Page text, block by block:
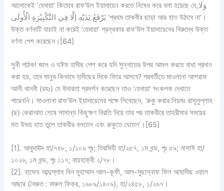
আলোকেই ‘হেদায়া’ কিতাবে রাফ‘উল ইয়াদায়েন করতে নিষেধ করে বলা হয়েছে যে,وَلَا
يَرْفَعُ يَدَيْهِ إلَّا فِي التَّكْبِيْرَةِ الْأُولَى ‘প্রথম তাকবীর ছাড়া আর হাত উঠাবে না’।
উক্ত বর্ণনাটি যাচাই না করেই ‘হেদায়া’ গ্রন্থকার রাফ‘উল ইয়াদায়েনের বিরুদ্ধে উক্ত
বর্ণনা পেশ করেছেন।[64]
সুধী পাঠক! জাল ও যঈফ হাদীছ পেশ করে যদি সুন্নাতের উপর আমল করতে বাধা প্রদান
করা হয়, তবে মানুষ কিভাবে হাদীছের দিকে ফিরে আসবে? পরবর্তীতে মাওলানা আশরাফ
আলী থানবী (রহঃ) যে উদারতা প্রদর্শন করেছেন তাও ‘হেদায়া’ সংকলক দেখাতে
পারেননি। মাওলানা রাফ‘উল ইয়াদায়েনের পক্ষে লিখেছেন, ‘রুকু করার নিয়মঃ রাসূলুল্লাহ
(ছ) কেরাআত শেষে সামান্য কিছুক্ষণ বিরতি দিয়ে তার পর তাকবীরে তাহরীমার সময়ের
মত উভয় হাত তুলে তাকবীর বলতেন এবং রুকুতে যেতেন’।[65]
[1]. আবুদাঊদ হা/৭৪৮, ১/১০৯ পৃঃ; তিরমিযী হা/২৫৭, ১ম খন্ড, পৃঃ ৫৯; নাসাঈ হা/
১০২৬, ১ম খন্ড, পৃঃ ১১৭; বায়হাক্বী ২/৭৮।
[2]. হাফেয আব্দুল্লাহ বিন মুহাম্মাদ আল-কূফী, আল-মুছান্নাফ ফিল আহাদীছ ওয়াল
আছার (বৈরুত : দারুল ফিকর, ১৯৮৯/১৪০৯), হা/২৪৫৮, ১/২৬৭।